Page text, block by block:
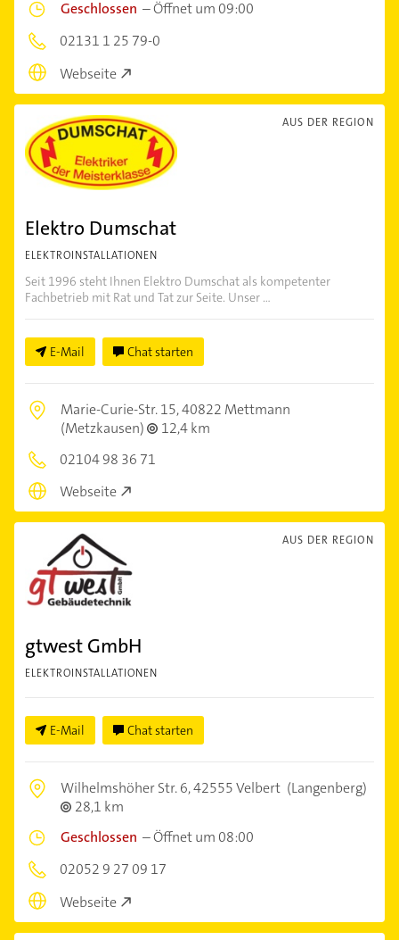
Geschlossen –Öffnet um 09:00
02131 1 25 79-0
Webseite
AUS DER REGION
Elektro Dumschat
ELEKTROINSTALLATIONEN
Seit 1996 steht Ihnen Elektro Dumschat als kompetenter
Fachbetrieb mit Rat und Tat zur Seite. Unser ...
E-Mail Chat starten
Marie-Curie-Str. 15,40822 Mettmann
(Metzkausen)
12,4 km
02104 98 36 71
Webseite
AUS DER REGION
gtwest GmbH
ELEKTROINSTALLATIONEN
E-Mail Chat starten
Wilhelmshöher Str. 6,42555 Velbert (Langenberg)
28,1 km
Geschlossen –Öffnet um 08:00
02052 9 27 09 17
Webseite